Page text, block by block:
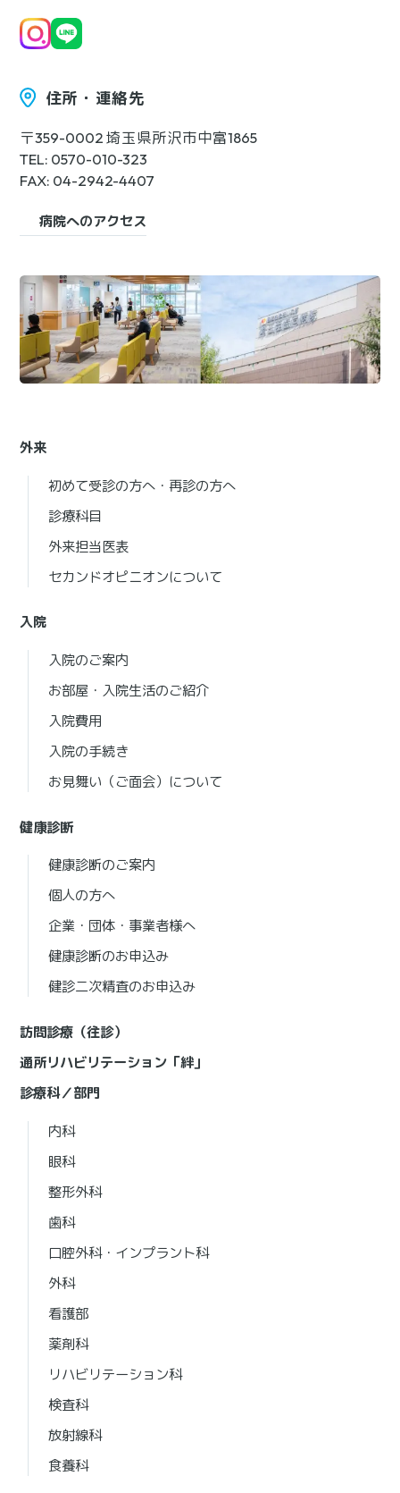
住所・連絡先
〒359-0002 埼玉県所沢市中富1865
TEL: 0570-010-323
FAX: 04-2942-4407
病院へのアクセス
外来
初めて受診の方へ・再診の方へ
診療科目
外来担当医表
セカンドオピニオンについて
入院
入院のご案内
お部屋・入院生活のご紹介
入院費用
入院の手続き
お見舞い（ご面会）について
健康診断
健康診断のご案内
個人の方へ
企業・団体・事業者様へ
健康診断のお申込み
健診二次精査のお申込み
訪問診療（往診）
通所リハビリテーション「絆」
診療科／部門
内科
眼科
整形外科
歯科
口腔外科・インプラント科
外科
看護部
薬剤科
リハビリテーション科
検査科
放射線科
食養科